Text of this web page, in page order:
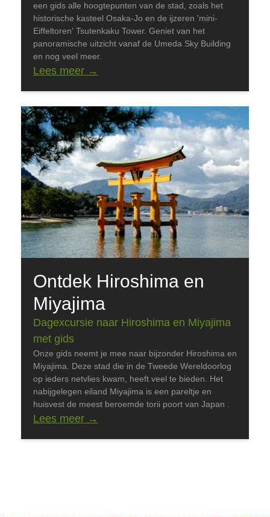
een gids alle hoogtepunten van de stad, zoals het
historische kasteel Osaka-Jo en de ijzeren 'mini-
Eiffeltoren' Tsutenkaku Tower. Geniet van het
panoramische uitzicht vanaf de Umeda Sky Building
en nog veel meer.
Lees meer →
Ontdek Hiroshima en
Miyajima
Dagexcursie naar Hiroshima en Miyajima
met gids
Onze gids neemt je mee naar bijzonder Hiroshima en
Miyajima. Deze stad die in de Tweede Wereldoorlog
op ieders netvlies kwam, heeft veel te bieden. Het
nabijgelegen eiland Miyajima is een pareltje en
huisvest de meest beroemde torii poort van Japan .
Lees meer →